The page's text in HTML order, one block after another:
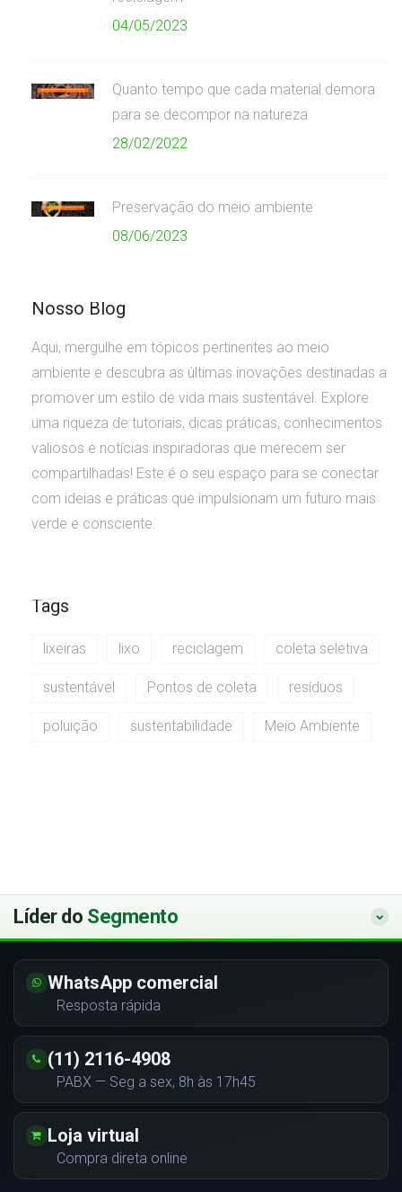
04/05/2023
Quanto tempo que cada material demora
para se decompor na natureza
28/02/2022
Preservação do meio ambiente
08/06/2023
Nosso Blog
Aqui, mergulhe em tópicos pertinentes ao meio
ambiente e descubra as últimas inovações destinadas a
promover um estilo de vida mais sustentável. Explore
uma riqueza de tutoriais, dicas práticas, conhecimentos
valiosos e notícias inspiradoras que merecem ser
compartilhadas! Este é o seu espaço para se conectar
com ideias e práticas que impulsionam um futuro mais
verde e consciente.
Tags
lixeiras lixo reciclagem coleta seletiva
sustentável Pontos de coleta resíduos
poluição sustentabilidade Meio Ambiente
Líder do Segmento
WhatsApp comercial
Resposta rápida
(11) 2116-4908
PABX — Seg a sex, 8h às 17h45
Loja virtual
Compra direta online